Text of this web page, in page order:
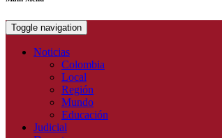
Toggle navigation
Noticias
Colombia
Local
Región
Mundo
Educación
Judicial